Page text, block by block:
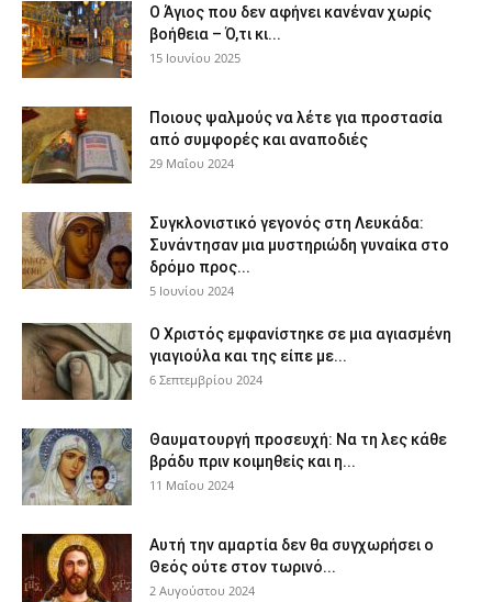
Ο Άγιος που δεν αφήνει κανέναν χωρίς
βοήθεια – Ό,τι κι...
15 Ιουνίου 2025
Ποιους ψαλμούς να λέτε για προστασία
από συμφορές και αναποδιές
29 Μαΐου 2024
Συγκλονιστικό γεγονός στη Λευκάδα:
Συνάντησαν μια μυστηριώδη γυναίκα στο
δρόμο προς...
5 Ιουνίου 2024
Ο Χριστός εμφανίστηκε σε μια αγιασμένη
γιαγιούλα και της είπε με...
6 Σεπτεμβρίου 2024
Θαυματουργή προσευχή: Να τη λες κάθε
βράδυ πριν κοιμηθείς και η...
11 Μαΐου 2024
Αυτή την αμαρτία δεν θα συγχωρήσει ο
Θεός ούτε στον τωρινό...
2 Αυγούστου 2024